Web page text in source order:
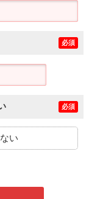
必須
必須
い